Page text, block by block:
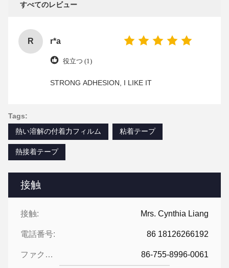
接触
接触: Mrs. Cynthia Liang
電話番号: 86 18126266192
ファクシミリ: 86-755-8996-0061
すべてのレビュー
R r*a
役立つ (1)
STRONG ADHESION, I LIKE IT
Tags:
熱い溶解の付着力フィルム
粘着テープ
熱接着テープ